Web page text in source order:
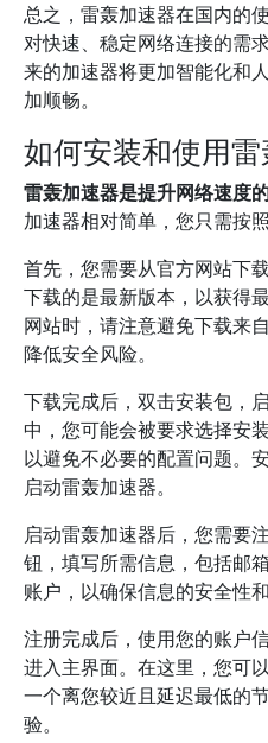
总之，雷轰加速器在国内的
对快速、稳定网络连接的需
来的加速器将更加智能化和
加顺畅。
如何安装和使用雷
雷轰加速器是提升网络速度
加速器相对简单，您只需按
首先，您需要从官方网站下
下载的是最新版本，以获得
网站时，请注意避免下载来
降低安全风险。
下载完成后，双击安装包，
中，您可能会被要求选择安
以避免不必要的配置问题。
启动雷轰加速器。
启动雷轰加速器后，您需要
钮，填写所需信息，包括邮
账户，以确保信息的安全性和
注册完成后，使用您的账户
进入主界面。在这里，您可
一个离您较近且延迟最低的
验。